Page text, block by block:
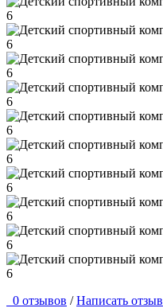
0 отзывов / Написать отзыв